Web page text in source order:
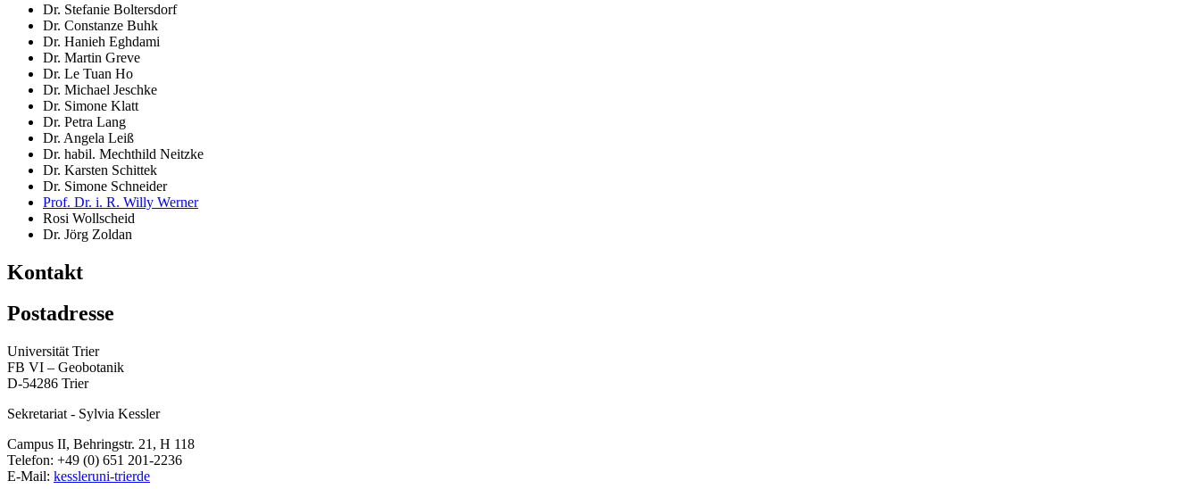
Dr. Stefanie Boltersdorf
Dr. Constanze Buhk
Dr. Hanieh Eghdami
Dr. Martin Greve
Dr. Le Tuan Ho
Dr. Michael Jeschke
Dr. Simone Klatt
Dr. Petra Lang
Dr. Angela Leiß
Dr. habil. Mechthild Neitzke
Dr. Karsten Schittek
Dr. Simone Schneider
Prof. Dr. i. R. Willy Werner
Rosi Wollscheid
Dr. Jörg Zoldan
Kontakt
Postadresse
Universität Trier
FB VI – Geobotanik
D-54286 Trier
Sekretariat - Sylvia Kessler
Campus II, Behringstr. 21, H 118
Telefon: +49 (0) 651 201-2236
E-Mail: kessleruni-trierde